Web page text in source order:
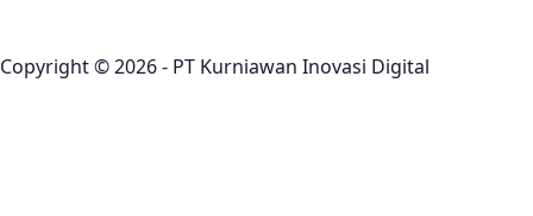
Copyright © 2026 - PT Kurniawan Inovasi Digital